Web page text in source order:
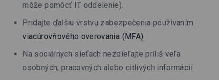
môže pomôcť IT oddelenie).
Pridajte ďalšiu vrstvu zabezpečenia používaním
viacúrovňového overovania (MFA).
Na sociálnych sieťach nezdieľajte príliš veľa
osobných, pracovných alebo citlivých informácií.